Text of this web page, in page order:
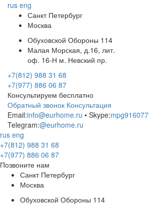
rus eng
Санкт Петербург
Москва
Обуховской Обороны 114
Малая Морская, д.16, лит.
оф. 16-Н м. Невский пр.
+7(812) 988 31 68
+7(977) 886 06 87
Консультируем бесплатно
Обратный звонок Консультация
Email:info@eurhome.ru • Skype:
Telegram:@eurhome.ru
rus eng
+7(812) 988 31 68
+7(977) 886 06 87
Позвоните нам
Санкт Петербург
Москва
Обуховской Обороны 114